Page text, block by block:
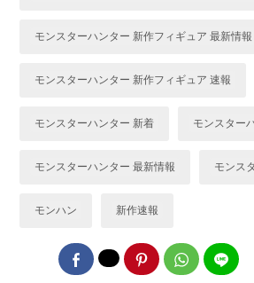
モンスターハンター 新作フィギュア 最新情報
モンスターハンター 新作フィギュア 速報
モンスターハンター 新着 モンスター
モンスターハンター 最新情報 モンス
モンハン 新作速報